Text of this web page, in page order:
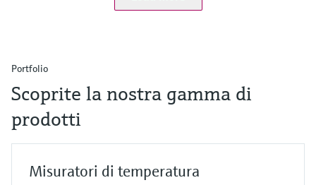
Portfolio
Scoprite la nostra gamma di
prodotti
Misuratori di temperatura